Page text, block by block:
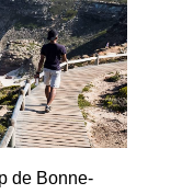
de Bonne-